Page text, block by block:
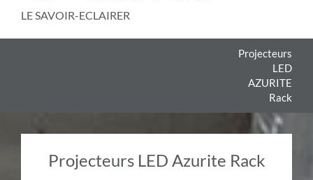
LE SAVOIR-ECLAIRER
Projecteurs
LED
AZURITE
Rack
Projecteurs LED Azurite Rack